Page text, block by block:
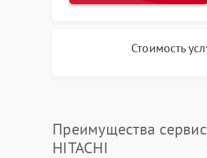
Стоимость
Преимущества
HITACHI